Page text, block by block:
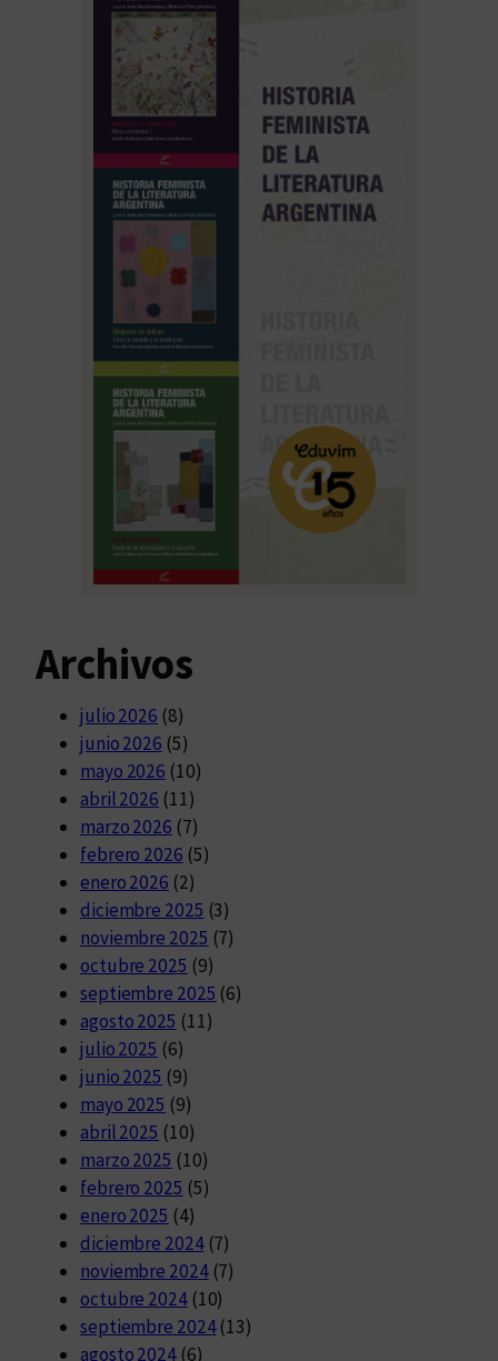
Archivos
julio 2026 (8)
junio 2026 (5)
mayo 2026 (10)
abril 2026 (11)
marzo 2026 (7)
febrero 2026 (5)
enero 2026 (2)
diciembre 2025 (3)
noviembre 2025 (7)
octubre 2025 (9)
septiembre 2025 (6)
agosto 2025 (11)
julio 2025 (6)
junio 2025 (9)
mayo 2025 (9)
abril 2025 (10)
marzo 2025 (10)
febrero 2025 (5)
enero 2025 (4)
diciembre 2024(7)
noviembre 2024(7)
octubre 2024(10)
septiembre 2024(13)
agosto 2024(6)